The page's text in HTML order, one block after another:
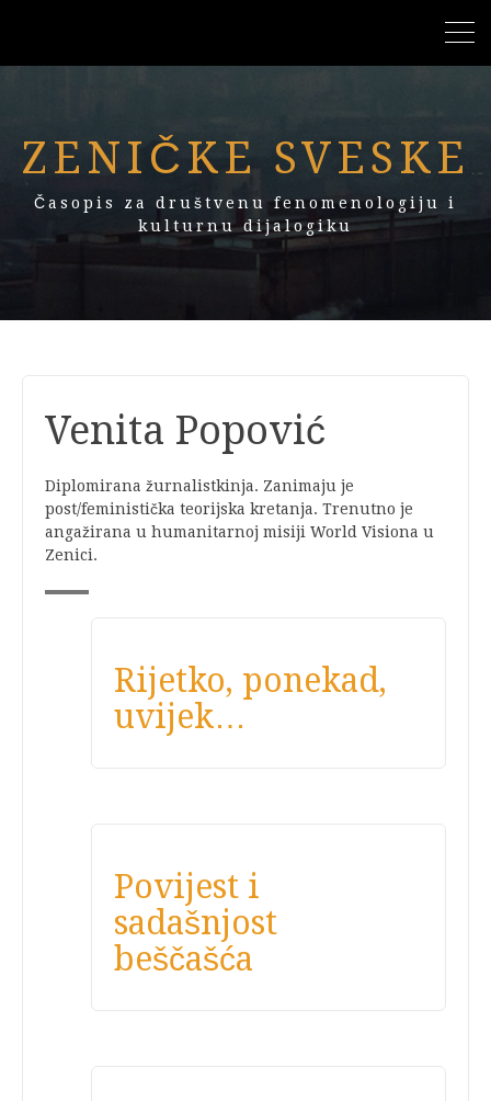
ZENIČKE SVESKE
Časopis za društvenu fenomenologiju i
kulturnu dijalogiku
Venita Popović
Diplomirana žurnalistkinja. Zanimaju je
post/feministička teorijska kretanja. Trenutno je
angažirana u humanitarnoj misiji World Visiona u
Zenici.
Rijetko, ponekad,
uvijek…
Povijest i
sadašnjost
beščašća